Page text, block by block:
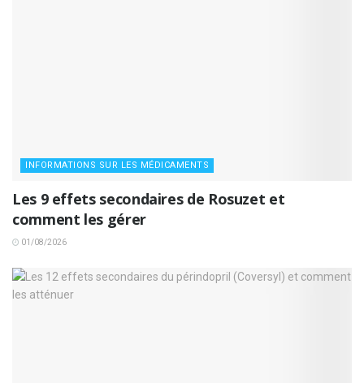
INFORMATIONS SUR LES MÉDICAMENTS
Les 9 effets secondaires de Rosuzet et
comment les gérer
01/08/2026